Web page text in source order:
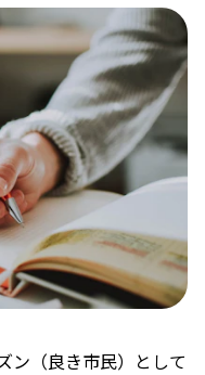
ン（良き市民）として